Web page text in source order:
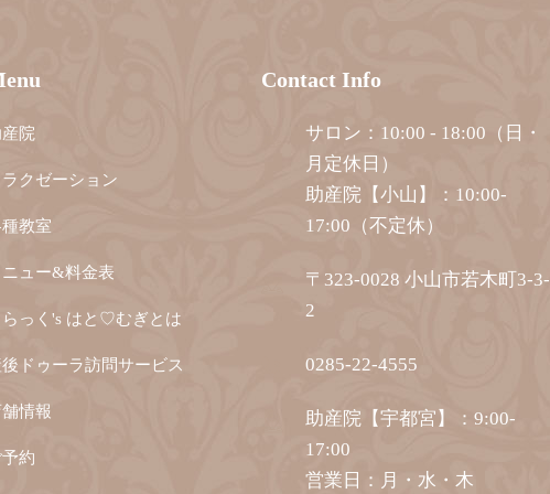
院
クゼーション
教室
ュー&料金表
っく's はと♡むぎとは
ドゥーラ訪問サービス
情報
約
Contact Info
サロン：10:00 - 18:00（日・
月定休日）
助産院【小山】：10:00-
17:00（不定休）
〒323-0028 小山市若木町3-3-
2
0285-22-4555
助産院【宇都宮】：9:00-
17:00
営業日：月・水・木